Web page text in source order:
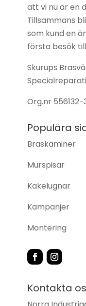
att vi nu är en
Tillsammans
som kund en
första besök
Skurups
Org.nr 556132-
Populära
Braskaminer
Murspisar
Kakelugnar
Kampanjer
Montering
Kontakta